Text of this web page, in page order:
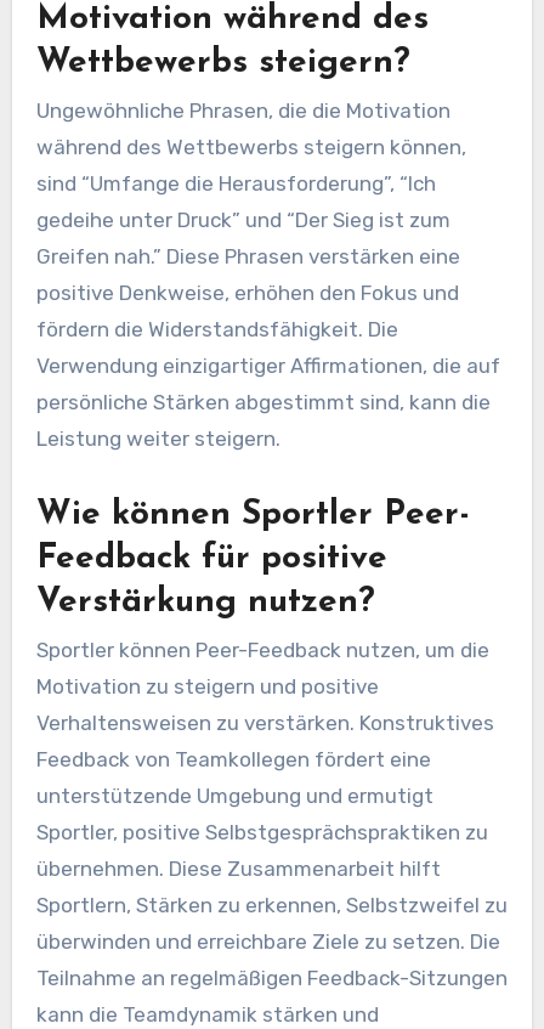
Motivation während des
Wettbewerbs steigern?
Ungewöhnliche Phrasen, die die Motivation
während des Wettbewerbs steigern können,
sind “Umfange die Herausforderung”, “Ich
gedeihe unter Druck” und “Der Sieg ist zum
Greifen nah.” Diese Phrasen verstärken eine
positive Denkweise, erhöhen den Fokus und
fördern die Widerstandsfähigkeit. Die
Verwendung einzigartiger Affirmationen, die auf
persönliche Stärken abgestimmt sind, kann die
Leistung weiter steigern.
Wie können Sportler Peer-
Feedback für positive
Verstärkung nutzen?
Sportler können Peer-Feedback nutzen, um die
Motivation zu steigern und positive
Verhaltensweisen zu verstärken. Konstruktives
Feedback von Teamkollegen fördert eine
unterstützende Umgebung und ermutigt
Sportler, positive Selbstgesprächspraktiken zu
übernehmen. Diese Zusammenarbeit hilft
Sportlern, Stärken zu erkennen, Selbstzweifel zu
überwinden und erreichbare Ziele zu setzen. Die
Teilnahme an regelmäßigen Feedback-Sitzungen
kann die Teamdynamik stärken und